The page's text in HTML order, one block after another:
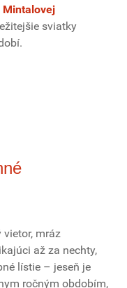
Mintalovej
sviatky
vietor, mráz
až za nechty,
lístie – jeseň je
ročným obdobím,